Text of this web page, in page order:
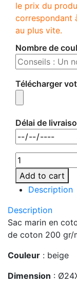
le prix du
correspondant
au plus vite.
Nombre de
Télécharger
Délai de
Add to cart
Description
Description
Sac marin en
de coton 200 gr/
Couleur : beige
Dimension :